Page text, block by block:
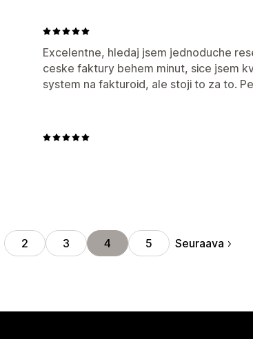
Excelentne, hledaj jsem jednoduche
ceske faktury behem minut, sice jsem
system na fakturoid, ale stoji to za to.
2 3 4 5 Seuraava